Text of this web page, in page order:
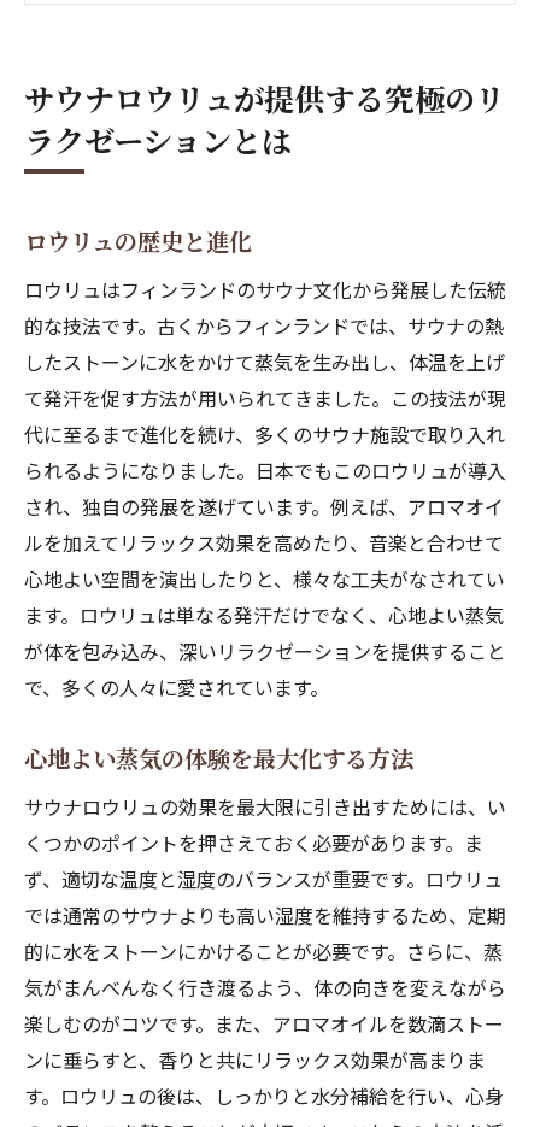
ロウリュが人気を集める理由
サウナロウリュで心と体をリフレッシュする方
効果的なロウリュの楽しみ方
最適な温度と湿度の選び方
ロウリュを日常に取り入れる
サウナ後の効果的なリラクゼーション方法
心と体をリセットするためのルーティン
サウナロウリュの蒸気がもたらす深い癒しの秘
密
蒸気の生成メカニズムとその効果
肌に優しい蒸気の作用
呼吸器への影響と健康効果
精神的なリラクゼーションの科学
伝統と最新技術の融合
ロウリュで解き放つ心身の緊張とリラクゼーシ
ョン
緊張解消に最適な環境作り
深いリラクゼーションを達成する手法
心身の緊張を和らげるプロセス
ストレス管理とロウリュの関係
心と体のバランス調整
リラクゼーションの持続時間とその効果
サウナロウリュが提供する究極のリ
ラクゼーションとは
ロウリュの歴史と進化
ロウリュはフィンランドのサウナ文化から発展した伝統
的な技法です。古くからフィンランドでは、サウナの熱
したストーンに水をかけて蒸気を生み出し、体温を上げ
て発汗を促す方法が用いられてきました。この技法が現
代に至るまで進化を続け、多くのサウナ施設で取り入れ
られるようになりました。日本でもこのロウリュが導入
され、独自の発展を遂げています。例えば、アロマオイ
ルを加えてリラックス効果を高めたり、音楽と合わせて
心地よい空間を演出したりと、様々な工夫がなされてい
ます。ロウリュは単なる発汗だけでなく、心地よい蒸気
が体を包み込み、深いリラクゼーションを提供すること
で、多くの人々に愛されています。
心地よい蒸気の体験を最大化する方法
サウナロウリュの効果を最大限に引き出すためには、い
くつかのポイントを押さえておく必要があります。ま
ず、適切な温度と湿度のバランスが重要です。ロウリュ
では通常のサウナよりも高い湿度を維持するため、定期
的に水をストーンにかけることが必要です。さらに、蒸
気がまんべんなく行き渡るよう、体の向きを変えながら
楽しむのがコツです。また、アロマオイルを数滴ストー
ンに垂らすと、香りと共にリラックス効果が高まりま
す。ロウリュの後は、しっかりと水分補給を行い、心身